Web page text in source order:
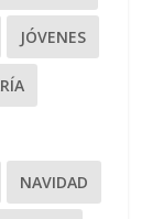
JÓVENES
NAVIDAD